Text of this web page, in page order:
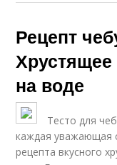
Рецепт
Хрустящее
на воде
Тесто для
каждая уважающая
рецепта вкусного